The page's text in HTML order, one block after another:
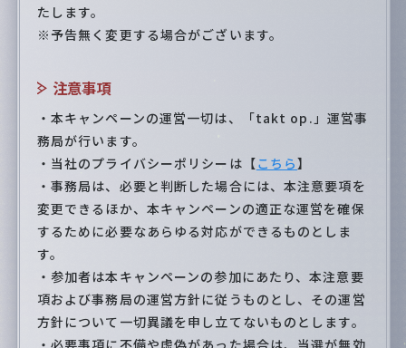
たします。
※予告無く変更する場合がございます。
注意事項
・本キャンペーンの運営一切は、「takt op.」運営事
務局が行います。
・当社のプライバシーポリシーは【こちら】
・事務局は、必要と判断した場合には、本注意要項を
変更できるほか、本キャンペーンの適正な運営を確保
するために必要なあらゆる対応ができるものとしま
す。
・参加者は本キャンペーンの参加にあたり、本注意要
項および事務局の運営方針に従うものとし、その運営
方針について一切異議を申し立てないものとします。
・必要事項に不備や虚偽があった場合は、当選が無効